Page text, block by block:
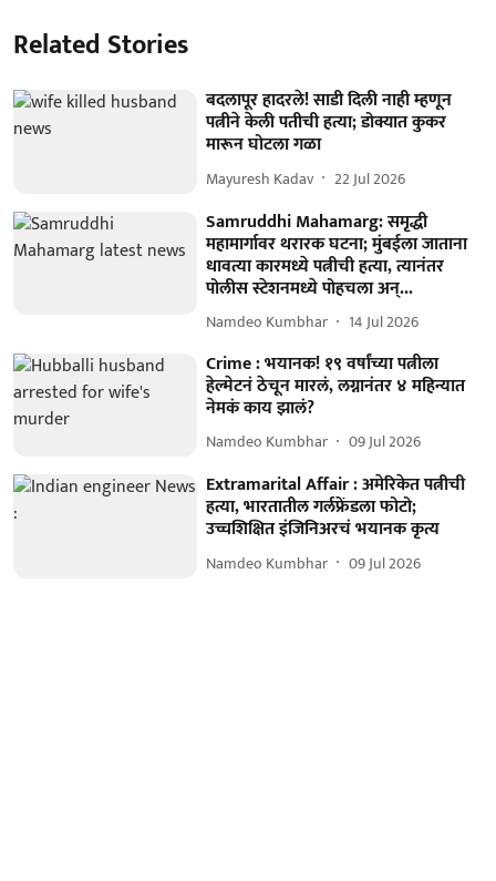
Related Stories
बदलापूर हादरले! साडी दिली नाही म्हणून
पत्नीने केली पतीची हत्या; डोक्यात कुकर
मारून घोटला गळा
Mayuresh Kadav 22 Jul 2026
Samruddhi Mahamarg: समृद्धी
महामार्गावर थरारक घटना; मुंबईला जाताना
धावत्या कारमध्ये पत्नीची हत्या, त्यानंतर
पोलीस स्टेशनमध्ये पोहचला अन्...
Namdeo Kumbhar 14 Jul 2026
Crime : भयानक! १९ वर्षांच्या पत्नीला
हेल्मेटनं ठेचून मारलं, लग्नानंतर ४ महिन्यात
नेमकं काय झालं?
Namdeo Kumbhar 09 Jul 2026
Extramarital Affair : अमेरिकेत पत्नीची
हत्या, भारतातील गर्लफ्रेंडला फोटो;
उच्चशिक्षित इंजिनिअरचं भयानक कृत्य
Namdeo Kumbhar 09 Jul 2026